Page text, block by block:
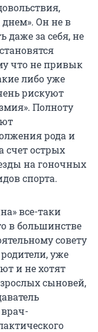
Он не в
даже за себя, не
что не привык
либо уже
рискуют
Полноту
рода и
счет острых
на гоночных
спорта.
все-таки
в большинстве
совету
уже
и не хотят
сыновей,